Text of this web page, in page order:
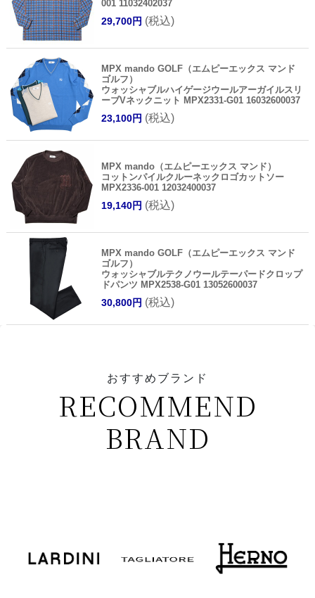
001 11032402037
29,700円 (税込)
MPX mando GOLF（エムピーエックス マンド
ゴルフ）
ウォッシャブルハイゲージウールアーガイルスリ
ーブVネックニット MPX2331-G01 16032600037
23,100円 (税込)
MPX mando（エムピーエックス マンド）
コットンパイルクルーネックロゴカットソー
MPX2336-001 12032400037
19,140円 (税込)
MPX mando GOLF（エムピーエックス マンド
ゴルフ）
ウォッシャブルテクノウールテーパードクロップ
ドパンツ MPX2538-G01 13052600037
30,800円 (税込)
おすすめブランド
RECOMMEND
BRAND